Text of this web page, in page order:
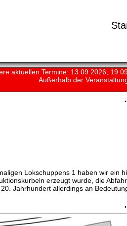
aktuellen Termine: 13.09.2026;
Außerhalb der
•
Lokschuppens 1 haben wir ein
erzeugt wurde, die
Jahrhundert allerdings an
•